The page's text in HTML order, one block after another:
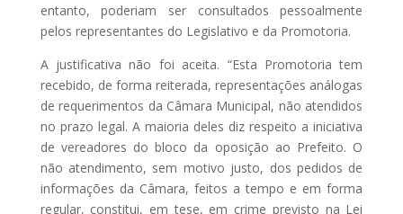
entanto, poderiam ser consultados pessoalmente
pelos representantes do Legislativo e da Promotoria.
A justificativa não foi aceita. “Esta Promotoria tem
recebido, de forma reiterada, representações análogas
de requerimentos da Câmara Municipal, não atendidos
no prazo legal. A maioria deles diz respeito a iniciativa
de vereadores do bloco da oposição ao Prefeito. O
não atendimento, sem motivo justo, dos pedidos de
informações da Câmara, feitos a tempo e em forma
regular, constitui, em tese, em crime previsto na Lei